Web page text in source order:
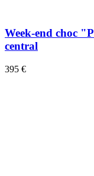
Week-end choc
central
395 €